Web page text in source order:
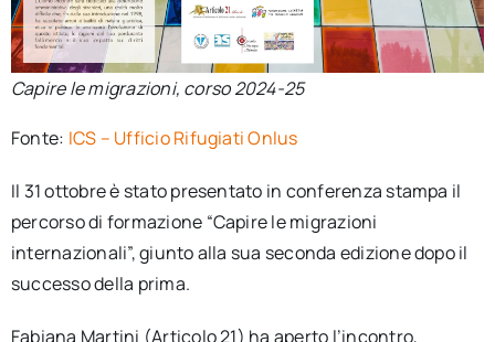
Capire le migrazioni, corso 2024-25
Fonte: ICS – Ufficio Rifugiati Onlus
Il 31 ottobre è stato presentato in conferenza stampa il
percorso di formazione “Capire le migrazioni
internazionali”, giunto alla sua seconda edizione dopo il
successo della prima.
Fabiana Martini (Articolo 21) ha aperto l’incontro,